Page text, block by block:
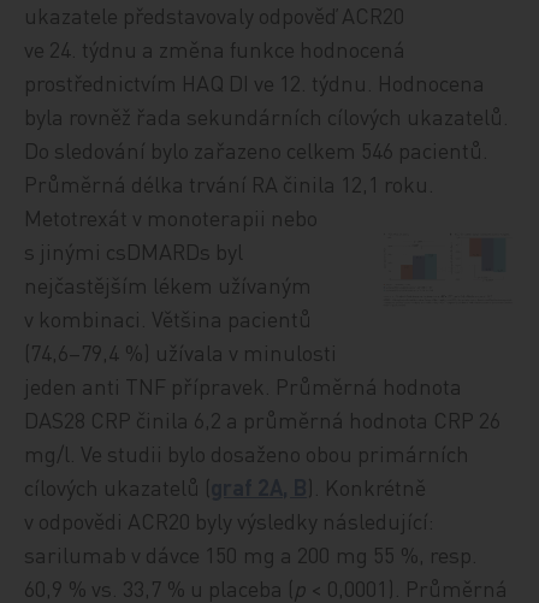
ukazatele představovaly odpověď ACR20
ve 24. týdnu a změna funkce hodnocená
prostřednictvím HAQ DI ve 12. týdnu. Hodnocena
byla rovněž řada sekundárních cílových ukazatelů.
Do sledování bylo zařazeno celkem 546 pacientů.
Průměrná délka trvání RA činila 12,1 roku.
Metotrexát v monoterapii nebo
s jinými csDMARDs byl
nejčastějším lékem užívaným
v kombinaci. Většina pacientů
(74,6–79,4 %) užívala v minulosti
jeden anti TNF přípravek. Průměrná hodnota
DAS28 CRP činila 6,2 a průměrná hodnota CRP 26
mg/l. Ve studii bylo dosaženo obou primárních
cílových ukazatelů (
). Konkrétně
v odpovědi ACR20 byly výsledky následující:
sarilumab v dávce 150 mg a 200 mg 55 %, resp.
60,9 % vs. 33,7 % u placeba (p < 0,0001). Průměrná